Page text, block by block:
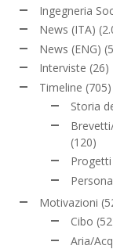
Ingegneria
News (ITA)
News (ENG)
Interviste (26)
Timeline (705)
Storia
(120)
Progetti
Motivazioni
Cibo
Aria/